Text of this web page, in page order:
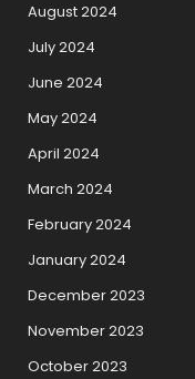
August 2024
July 2024
June 2024
May 2024
April 2024
March 2024
February 2024
January 2024
December 2023
November 2023
October 2023